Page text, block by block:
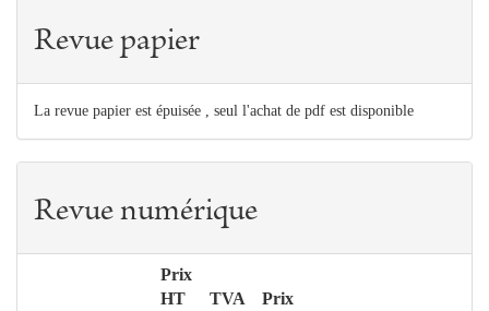
Revue papier
La revue papier est épuisée , seul l'achat de pdf est disponible
Revue numérique
Prix
HT
TVA
Prix